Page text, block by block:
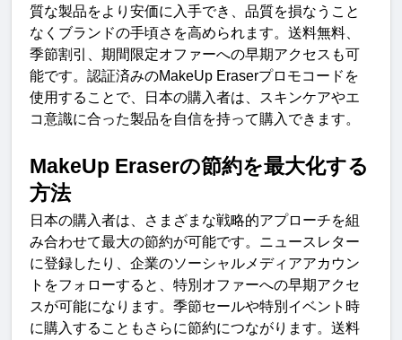
質な製品をより安価に入手でき、品質を損なうこと
なくブランドの手頃さを高められます。送料無料、
季節割引、期間限定オファーへの早期アクセスも可
能です。認証済みのMakeUp Eraserプロモコードを
使用することで、日本の購入者は、スキンケアやエ
コ意識に合った製品を自信を持って購入できます。
MakeUp Eraserの節約を最大化する
方法
日本の購入者は、さまざまな戦略的アプローチを組
み合わせて最大の節約が可能です。ニュースレター
に登録したり、企業のソーシャルメディアアカウン
トをフォローすると、特別オファーへの早期アクセ
スが可能になります。季節セールや特別イベント時
に購入することもさらに節約につながります。送料